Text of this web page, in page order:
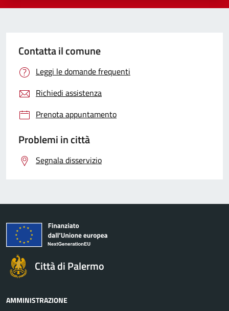
Contatta il comune
Leggi le domande frequenti
Richiedi assistenza
Prenota appuntamento
Problemi in città
Segnala disservizio
Città di Palermo
AMMINISTRAZIONE